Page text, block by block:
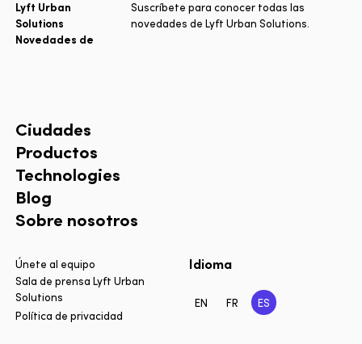
Lyft Urban
Solutions
Novedades de
Suscríbete para conocer todas las
novedades de Lyft Urban Solutions.
Ciudades
Productos
Technologies
Blog
Sobre nosotros
Únete al equipo
Sala de prensa Lyft Urban
Solutions
Política de privacidad
Idioma
EN FR ES